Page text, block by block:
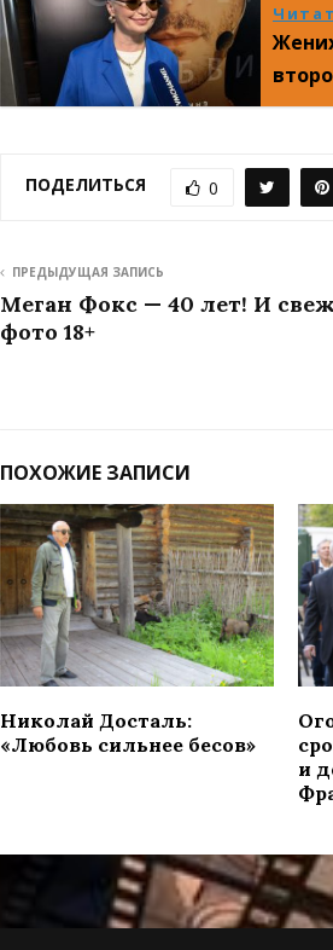
ПОДЕЛИТЬСЯ 0
ПРЕДЫДУЩАЯ ЗАПИСЬ
Меган Фокс — 40 лет! И
фото 18+
ПОХОЖИЕ ЗАПИСИ
Николай Досталь:
«Любовь сильнее бесов»
и